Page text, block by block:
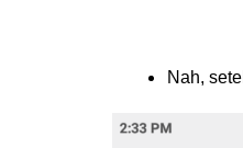
Nah,